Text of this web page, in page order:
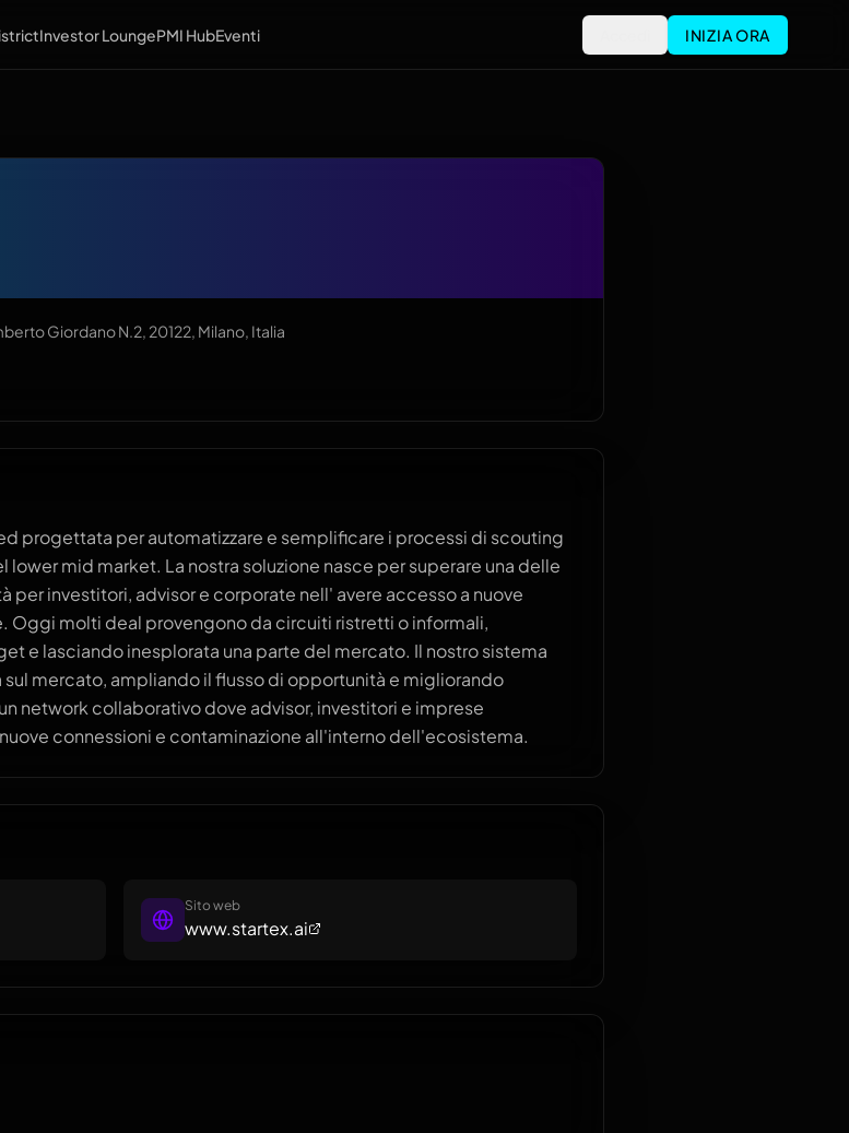
Investor LoungePMI HubEventi INIZIA ORA
Giordano N.2, 20122, Milano, Italia
progettata per automatizzare e semplificare i processi di scouting
lower mid market. La nostra soluzione nasce per superare una delle
investitori, advisor e corporate nell' avere accesso a nuove
Oggi molti deal provengono da circuiti ristretti o informali,
e lasciando inesplorata una parte del mercato. Il nostro sistema
mercato, ampliando il flusso di opportunità e migliorando
network collaborativo dove advisor, investitori e imprese
connessioni e contaminazione all'interno dell'ecosistema.
Sito web
www.startex.ai